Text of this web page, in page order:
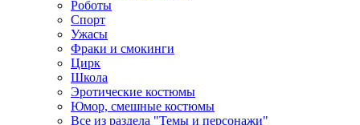
Роботы
Спорт
Ужасы
Фраки и смокинги
Цирк
Школа
Эротические костюмы
Юмор, смешные костюмы
Все из раздела "Темы и персонажи"